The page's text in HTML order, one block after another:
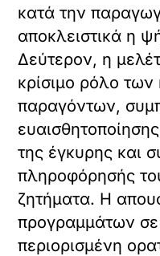
κατά την
αποκλειστικά η
Δεύτερον, η
κρίσιμο ρόλο των
παραγόντων,
της έγκυρης και
πληροφόρησής
ζητήματα. Η
προγραμμάτων
περιορισμένη